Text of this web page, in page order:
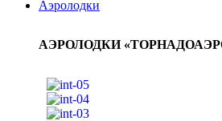
Аэролодки
АЭРОЛОДКИ